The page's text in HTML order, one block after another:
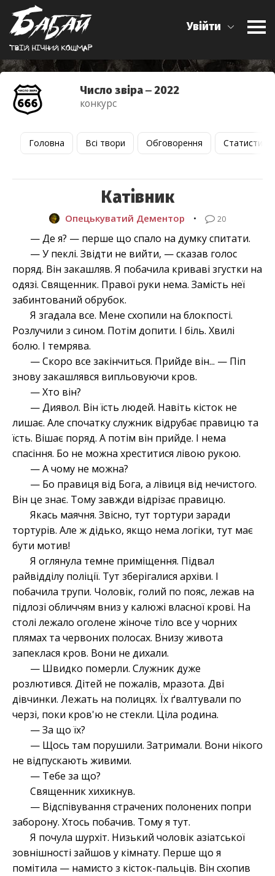
Твiй нiчний кошмар
Увійти
Число звіра ‒ 2022
конкурс
Головна Всі твори Обговорення Статистика
Катівник
Опецькуватий Дементор • 20
— Де я? — перше що спало на думку спитати.
— У пеклі. Звідти не вийти, — сказав голос
поряд. Він закашляв. Я побачила криваві згустки на
одязі. Священник. Правої руки нема. Замість неї
забинтований обрубок.
Я згадала все. Мене схопили на блокпості.
Розлучили з сином. Потім допити. І біль. Хвилі
болю. І темрява.
— Скоро все закінчиться. Прийде він... — Піп
знову закашлявся випльовуючи кров.
— Хто він?
— Диявол. Він їсть людей. Навіть кісток не
лишає. Але спочатку служник відрубає правицю та
їсть. Вішає поряд. А потім він прийде. І нема
спасіння. Бо не можна хреститися лівою рукою.
— А чому не можна?
— Бо правиця від Бога, а лівиця від нечистого.
Він це знає. Тому завжди відрізає правицю.
Якась маячня. Звісно, тут тортури заради
тортурів. Але ж дідько, якщо нема логіки, тут має
бути мотив!
Я оглянула темне приміщення. Підвал
райвідділу поліції. Тут зберігалися архіви. І
побачила трупи. Чоловік, голий по пояс, лежав на
підлозі обличчям вниз у калюжі власної крові. На
столі лежало оголене жіноче тіло все у чорних
плямах та червоних полосах. Внизу живота
запеклася кров. Вони не дихали.
— Швидко померли. Служник дуже
розлютився. Дітей не пожалів, мразота. Дві
дівчинки. Лежать на полицях. Їх ґвалтували по
черзі, поки кров'ю не стекли. Ціла родина.
— За що їх?
— Щось там порушили. Затримали. Вони нікого
не відпускають живими.
— Тебе за що?
Священник хихикнув.
— Відспівування страчених полонених попри
заборону. Хтось побачив. Тому я тут.
Я почула шурхіт. Низький чоловік азіатської
зовнішності зайшов у кімнату. Перше що я
помітила — намисто з кісток-пальців. Він схопив